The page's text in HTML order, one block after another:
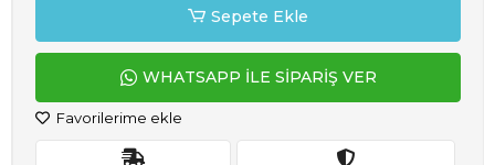
Sepete Ekle
WHATSAPP İLE SİPARİŞ VER
Favorilerime ekle